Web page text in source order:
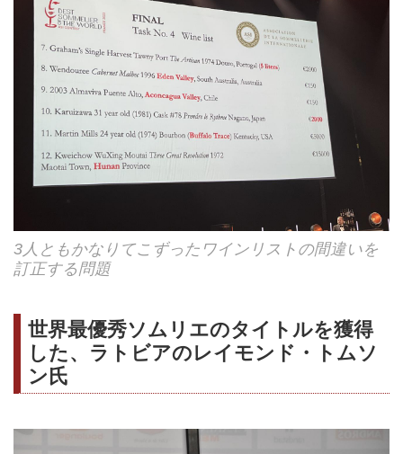
3人ともかなりてこずったワインリストの間違いを
訂正する問題
世界最優秀ソムリエのタイトルを獲得
した、ラトビアのレイモンド・トムソ
ン氏